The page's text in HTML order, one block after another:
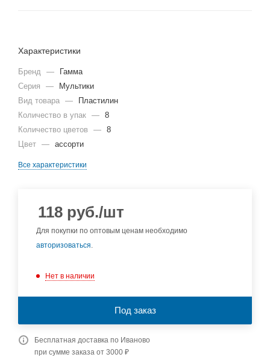
Характеристики
Бренд —
Гамма
Серия
—
Мультики
Вид товара —
Пластилин
Количество в упак — 8
Количество цветов
— 8
Цвет — ассорти
Все характеристики
118 руб./шт
Для покупки по оптовым ценам необходимо
авторизоваться.
Нет в наличии
Под заказ
Бесплатная доставка по Иваново
при сумме заказа от 3000 ₽